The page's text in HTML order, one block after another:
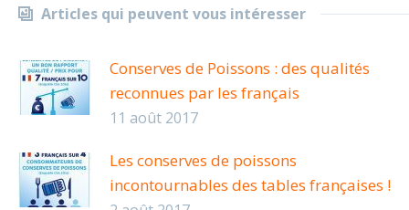
Articles qui peuvent vous intéresser
Conserves de Poissons : des qualités
reconnues par les français
11 août 2017
Les conserves de poissons
incontournables des tables françaises !